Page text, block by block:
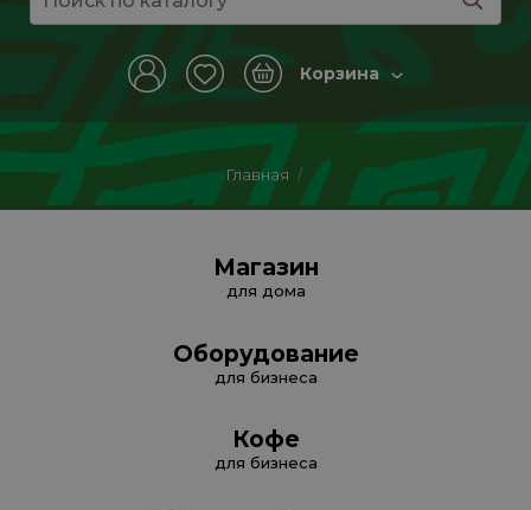
Корзина
Главная /
Магазин
для дома
Оборудование
для бизнеса
Кофе
для бизнеса